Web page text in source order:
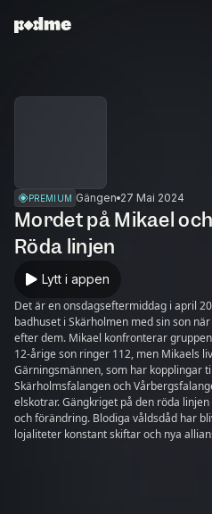
PREMIUM Gängen 27 Mai 2024
Mordet på Mikael
Röda linjen
Lytt i appen
Det är en onsdagseftermiddag i april
badhuset i Skärholmen med sin son
efter dem. Mikael konfronterar
12-årige son ringer 112, men Mikaels
Gärningsmännen, som har kopplingar
Skärholmsfalangen och
elskotrar. Gängkriget på den röda
och förändring. Blodiga våldsdåd har
lojaliteter konstant skiftar och nya